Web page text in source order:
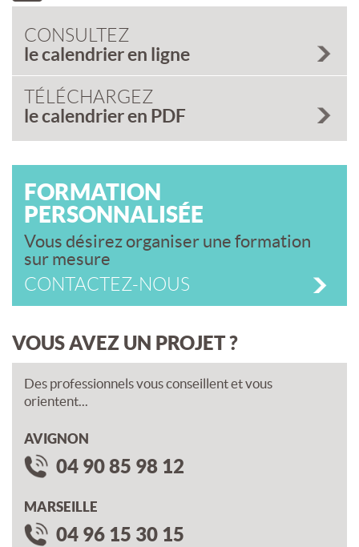
CONSULTEZ
le calendrier en ligne
TÉLÉCHARGEZ
le calendrier en PDF
FORMATION
PERSONNALISÉE
Vous désirez organiser une formation
sur mesure
CONTACTEZ-NOUS
VOUS AVEZ UN PROJET ?
Des professionnels vous conseillent et vous
orientent...
AVIGNON
04 90 85 98 12
MARSEILLE
04 96 15 30 15